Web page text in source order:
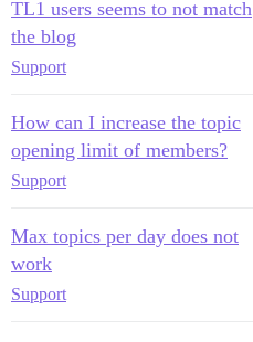
TL1 users seems to not match
the blog
Support
How can I increase the topic
opening limit of members?
Support
Max topics per day does not
work
Support